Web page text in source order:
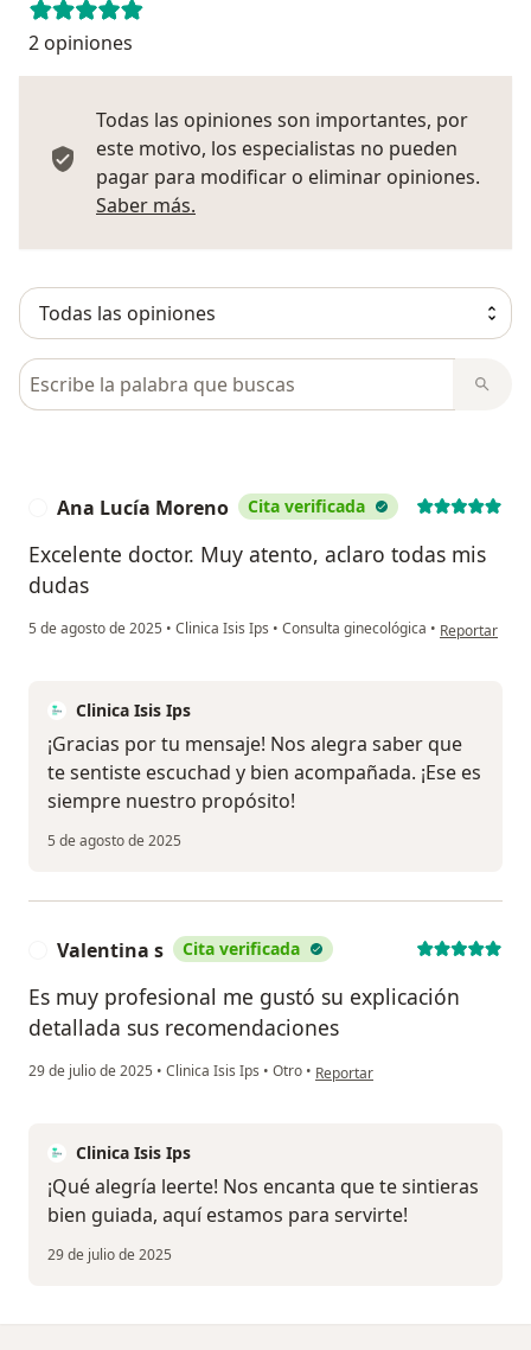
2 opiniones
Todas las opiniones son importantes, por
este motivo, los especialistas no pueden
pagar para modificar o eliminar opiniones.
Saber más.
Busca en opiniones
Ana Lucía Moreno Cita verificada
Excelente doctor. Muy atento, aclaro todas mis
dudas
5 de agosto de 2025 • Clinica Isis Ips • Consulta ginecológica • en opinión
Reportar
Clinica Isis Ips
¡Gracias por tu mensaje! Nos alegra saber que
te sentiste escuchad y bien acompañada. ¡Ese es
siempre nuestro propósito!
5 de agosto de 2025
Valentina s Cita verificada
Es muy profesional me gustó su explicación
detallada sus recomendaciones
29 de julio de 2025 • Clinica Isis Ips • Otro • en opinión del usuario Valentina
Reportar
Clinica Isis Ips
¡Qué alegría leerte! Nos encanta que te sintieras
bien guiada, aquí estamos para servirte!
29 de julio de 2025